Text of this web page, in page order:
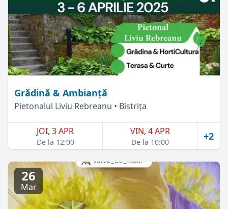
Grădină & Ambianță
Pietonalul Liviu Rebreanu • Bistrița
JOI, 3 APR
De la 12:00
VIN, 4 APR
De la 10:00 +2
26
Mar